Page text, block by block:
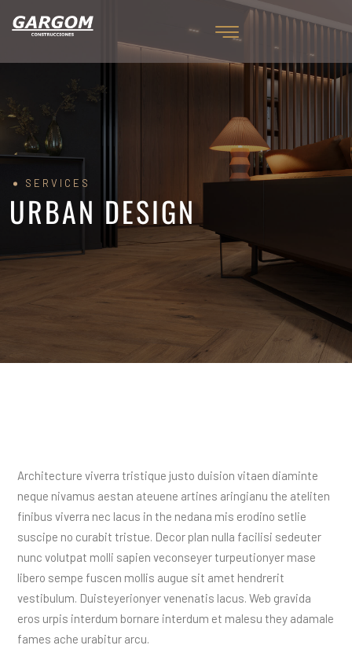
SERVICES
URBAN DESIGN
Architecture viverra tristique justo duision vitaen diaminte
neque nivamus aestan ateuene artines aringianu the ateliten
finibus viverra nec lacus in the nedana mis erodino setlie
suscipe no curabit tristue. Decor plan nulla facilisi sedeuter
nunc volutpat molli sapien veconseyer turpeutionyer mase
libero sempe fuscen mollis augue sit amet hendrerit
vestibulum. Duisteyerionyer venenatis lacus. Web gravida
eros urpis interdum bornare interdum et malesu they adamale
fames ache urabitur arcu.